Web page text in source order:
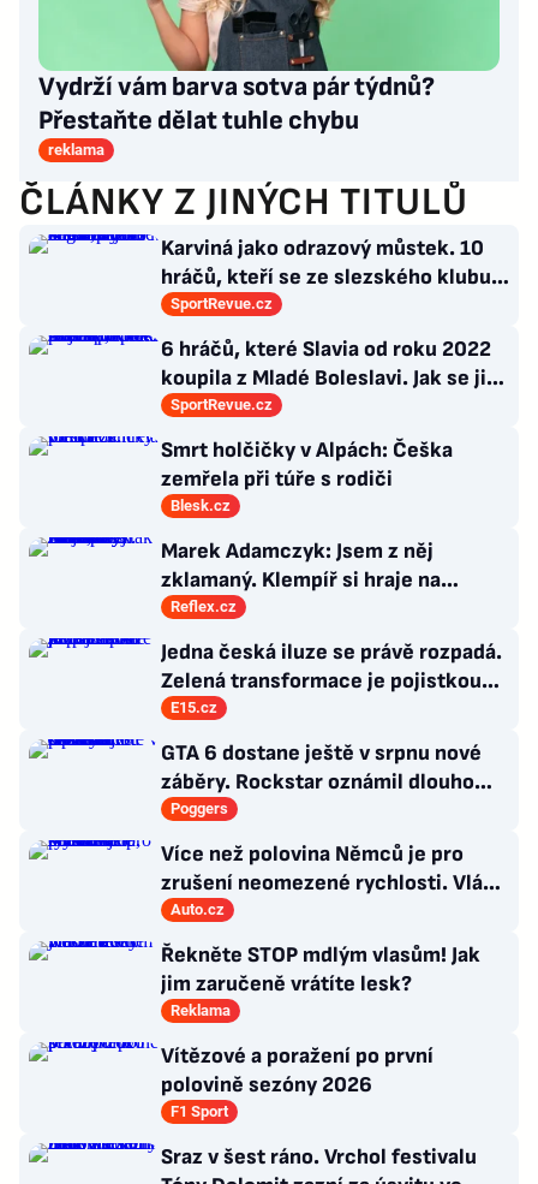
Vydrží vám barva sotva pár týdnů?
Přestaňte dělat tuhle chybu
reklama
ČLÁNKY Z JINÝCH TITULŮ
Karviná jako odrazový můstek. 10
hráčů, kteří se ze slezského klubu
probili k lukrativnímu angažmá
SportRevue.cz
6 hráčů, které Slavia od roku 2022
koupila z Mladé Boleslavi. Jak se jim
po přestupu do Edenu vedlo?
SportRevue.cz
Smrt holčičky v Alpách: Češka
zemřela při túře s rodiči
Blesk.cz
Marek Adamczyk: Jsem z něj
zklamaný. Klempíř si hraje na
ministra. Nestačí se tak tvářit, musí
zamakat
Reflex.cz
Jedna česká iluze se právě rozpadá.
Zelená transformace je pojistkou
proti chaosu
E15.cz
GTA 6 dostane ještě v srpnu nové
záběry. Rockstar oznámil dlouho
očekávanou prezentaci
Poggers
Více než polovina Němců je pro
zrušení neomezené rychlosti. Vláda
řekla, co si o tom myslí
Auto.cz
Řekněte STOP mdlým vlasům! Jak
jim zaručeně vrátíte lesk?
Reklama
Vítězové a poražení po první
polovině sezóny 2026
F1 Sport
Sraz v šest ráno. Vrchol festivalu